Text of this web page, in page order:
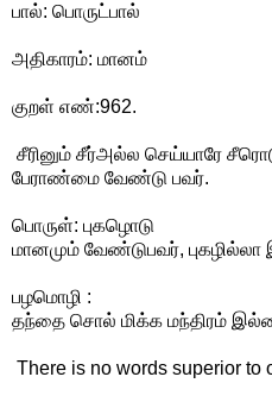
பால்: பொருட்பால்
அதிகாரம்: மானம்
குறள் எண்:962.
சீரினும் சீர்அல்ல செய்யாரே
பேராண்மை வேண்டு பவர்.
பொருள்: புகழொடு
மானமும் வேண்டுபவர்,
பழமொழி :
தந்தை சொல் மிக்க மந்திரம்
There is no words superior to